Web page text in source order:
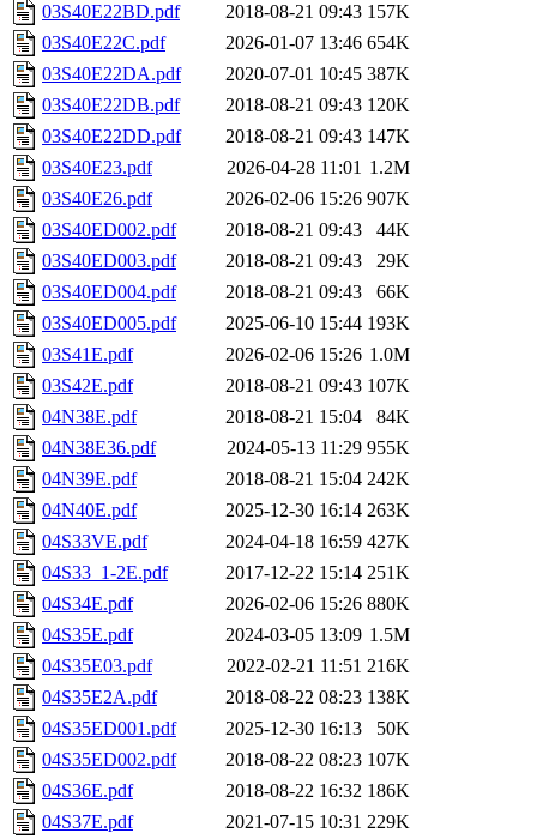
03S40E22BD.pdf 2018-08-21 09:43 157K
03S40E22C.pdf
2026-01-07 13:46 654K
03S40E22DA.pdf
2020-07-01 10:45 387K
03S40E22DB.pdf
2018-08-21 09:43 120K
03S40E22DD.pdf
2018-08-21 09:43 147K
03S40E23.pdf
2026-04-28 11:01 1.2M
03S40E26.pdf
2026-02-06 15:26 907K
03S40ED002.pdf
2018-08-21 09:43
44K
03S40ED003.pdf
2018-08-21 09:43
29K
03S40ED004.pdf
2018-08-21 09:43
66K
03S40ED005.pdf
2025-06-10 15:44 193K
03S41E.pdf
2026-02-06 15:26 1.0M
03S42E.pdf
2018-08-21 09:43 107K
04N38E.pdf
2018-08-21 15:04
84K
04N38E36.pdf
2024-05-13 11:29 955K
04N39E.pdf
2018-08-21 15:04 242K
04N40E.pdf
2025-12-30 16:14 263K
04S33VE.pdf
2024-04-18 16:59 427K
04S33_1-2E.pdf
2017-12-22 15:14 251K
04S34E.pdf
2026-02-06 15:26 880K
04S35E.pdf
2024-03-05 13:09 1.5M
04S35E03.pdf
2022-02-21 11:51 216K
04S35E2A.pdf
2018-08-22 08:23 138K
04S35ED001.pdf
2025-12-30 16:13
50K
04S35ED002.pdf
2018-08-22 08:23 107K
04S36E.pdf
2018-08-22 16:32 186K
04S37E.pdf
2021-07-15 10:31 229K